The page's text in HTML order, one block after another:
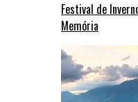
Festival de
Memória